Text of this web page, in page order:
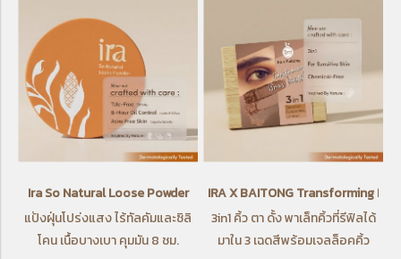
Ira So Natural Loose Powder
แป้งฝุ่นโปร่งแสง ไร้ทัลคัมและซิลิ
โคน เนื้อบางเบา คุมมัน 8 ชม.
IRA X BAITONG Transforming
3in1 คิ้ว ตา ดั้ง พาเล็ทคิ้วที่รีฟิลได้
มาใน 3 เฉดสีพร้อมเจลล็อคคิ้ว